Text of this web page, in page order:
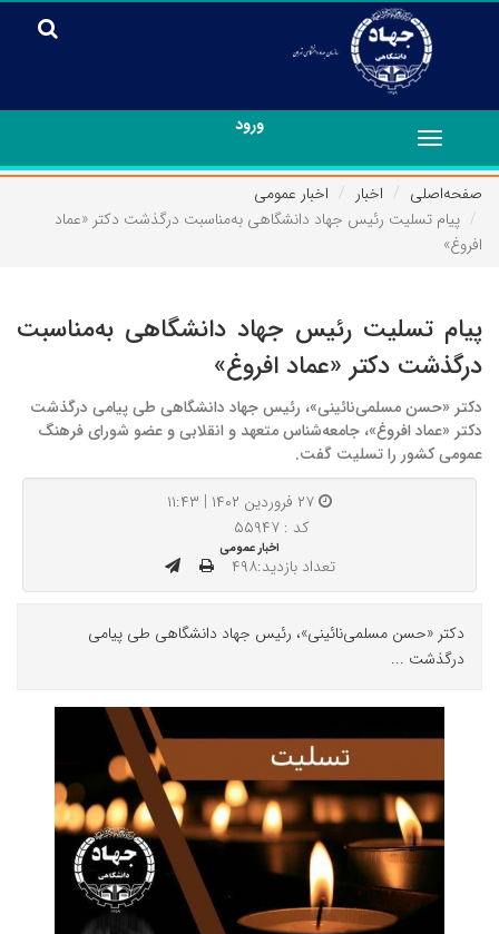
ورود
Toggle
navigation
صفحه‌اصلی
اخبار
اخبار عمومی
پیام تسلیت رئیس جهاد دانشگاهی به‌مناسبت درگذشت دکتر «عماد
افروغ»
پیام تسلیت رئیس جهاد دانشگاهی به‌مناسبت
درگذشت دکتر «عماد افروغ»
دکتر «حسن مسلمی‌نائینی»، رئیس جهاد دانشگاهی طی پیامی درگذشت
دکتر «عماد افروغ»، جامعه‌شناس متعهد و انقلابی و عضو شورای فرهنگ
عمومی کشور را تسلیت گفت.
کد : ۵۵۹۴۷
اخبار عمومی
تعداد بازدید:۴۹۸
دکتر «حسن مسلمی‌نائینی»، رئیس جهاد دانشگاهی طی پیامی
درگذشت ...